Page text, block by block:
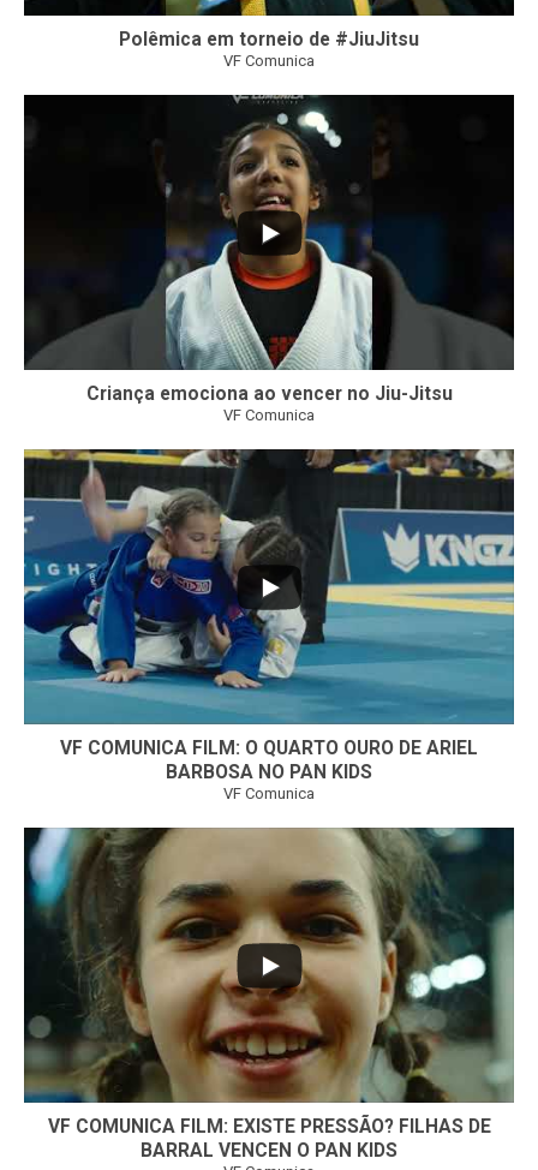
Polêmica em torneio de #JiuJitsu
VF Comunica
Criança emociona ao vencer no Jiu-Jitsu
VF Comunica
...
VF COMUNICA FILM: O QUARTO OURO DE ARIEL
BARBOSA NO PAN KIDS
VF Comunica
...
32
VF COMUNICA FILM: EXISTE PRESSÃO? FILHAS DE
BARRAL VENCEN O PAN KIDS